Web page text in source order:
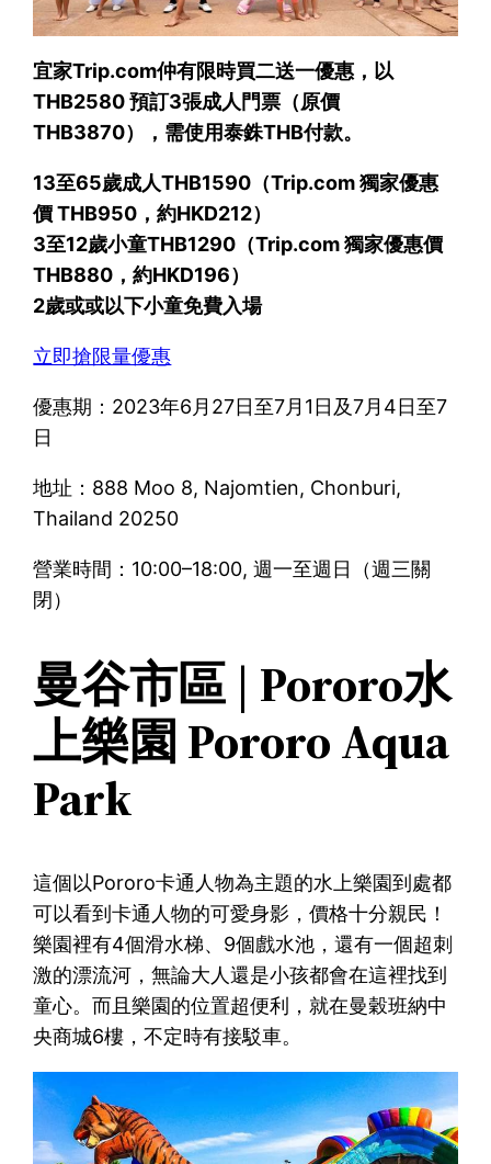
宜家Trip.com仲有限時買二送一優惠，以
THB2580 預訂3張成人門票（原價
THB3870），需使用泰銖THB付款。
13至65歲成人THB1590（Trip.com 獨家優惠
價 THB950，約HKD212）
3至12歲小童THB1290（Trip.com 獨家優惠價
THB880，約HKD196）
2歲或或以下小童免費入場
立即搶限量優惠
優惠期：2023年6月27日至7月1日及7月4日至7
日
地址：888 Moo 8, Najomtien, Chonburi,
Thailand 20250
營業時間：10:00–18:00, 週一至週日（週三關
閉）
曼谷市區 | Pororo水
上樂園 Pororo Aqua
Park
這個以Pororo卡通人物為主題的水上樂園到處都
可以看到卡通人物的可愛身影，價格十分親民！
樂園裡有4個滑水梯、9個戲水池，還有一個超刺
激的漂流河，無論大人還是小孩都會在這裡找到
童心。而且樂園的位置超便利，就在曼穀班納中
央商城6樓，不定時有接駁車。